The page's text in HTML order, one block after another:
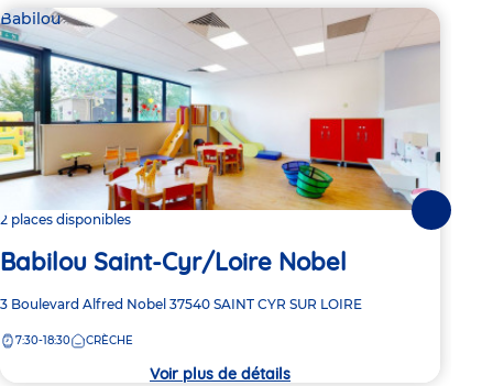
Babilou
2 places disponibles
Babilou Saint-Cyr/Loire Nobel
Adresse
la
3 Boulevard Alfred Nobel 37540 SAINT CYR SUR LOIRE
7:30-18:30 CRÈCHE
Voir plus de détails